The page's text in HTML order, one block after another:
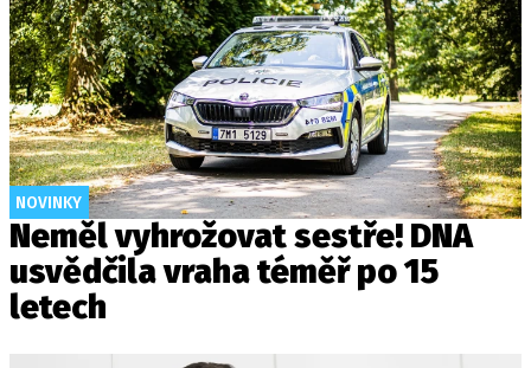
NOVINKY
Neměl vyhrožovat sestře! DNA
usvědčila vraha téměř po 15
letech